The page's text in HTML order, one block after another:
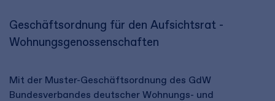
Geschäftsordnung für den Aufsichtsrat -
Wohnungsgenossenschaften
Mit der Muster-Geschäftsordnung des GdW
Bundesverbandes deutscher Wohnungs- und